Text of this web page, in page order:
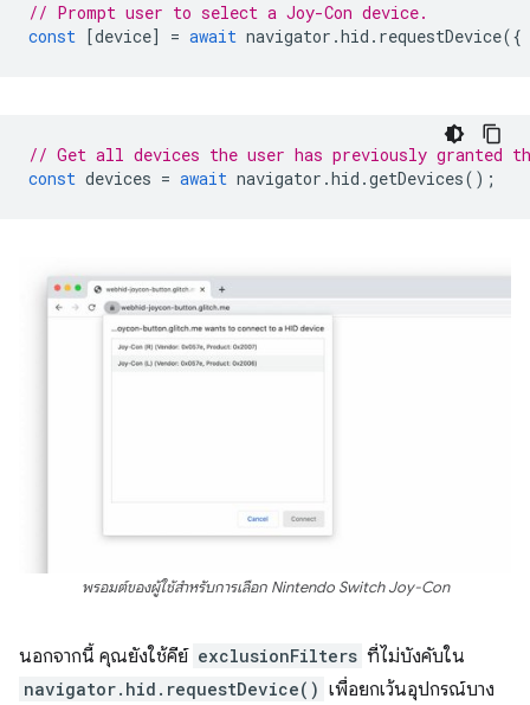
// Prompt user to select a Joy-Con device.
const [device] = await navigator .hid . requestDevice({
// Get all devices the user has previously granted
const devices = await navigator .hid .getDevices();
พรอมต์ของผู้ใช้สำหรับการเลือก Nintendo Switch Joy-Con
นอกจากนี้ คุณยังใช้คีย์ exclusionFilters ที่ไม่บังคับใน
navigator.hid.requestDevice() เพื่อยกเว้นอุปกรณ์บาง